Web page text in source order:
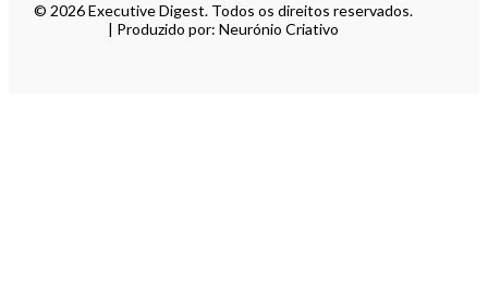
© 2026 Executive Digest. Todos os direitos reservados.
| Produzido por: Neurónio Criativo